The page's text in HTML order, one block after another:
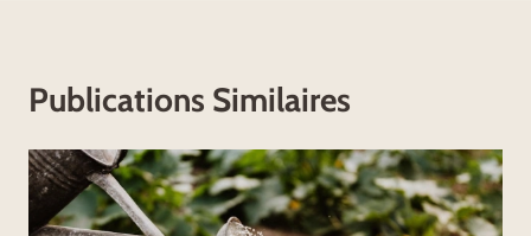
Publications Similaires